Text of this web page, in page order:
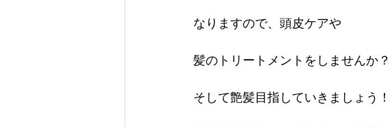
なりますので、頭皮ケアや
髪のトリートメントをしませんか？
そして艶髪目指していきましょう！